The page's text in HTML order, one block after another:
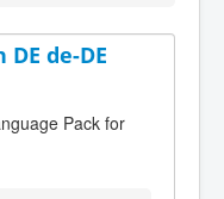
de-DE
Pack for